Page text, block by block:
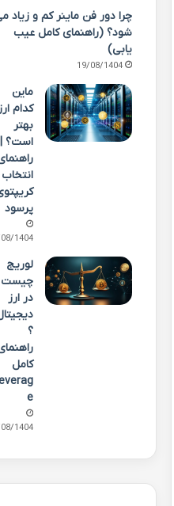
چرا دور فن ماینر کم و زیاد
شود؟ (راهنمای کامل عیب
یابی)
19/08/1404
ماین
کدام ارز
بهتر
است؟ |
انتخاب
پرسود
08/1404
لوریج
چیست
در ارز
؟
کامل
e
08/1404